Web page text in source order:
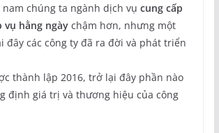
nam chúng ta ngành dịch vụ cung cấp
vụ hằng ngàychậm hơn, nhưng một
đây các công ty đã ra đời và phát triển
thành lập 2016, trở lại đây phần nào
định giá trị và thương hiệu của công